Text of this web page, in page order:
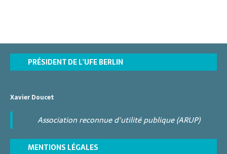
PRÉSIDENT DE L’UFE BERLIN
Xavier Doucet
Association reconnue d'utilité publique (ARUP)
MENTIONS LÉGALES